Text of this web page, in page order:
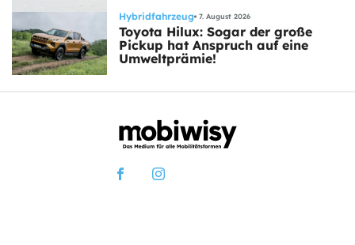
Hybridfahrzeug 7. August 2026
Toyota Hilux: Sogar der große
Pickup hat Anspruch auf eine
Umweltprämie!